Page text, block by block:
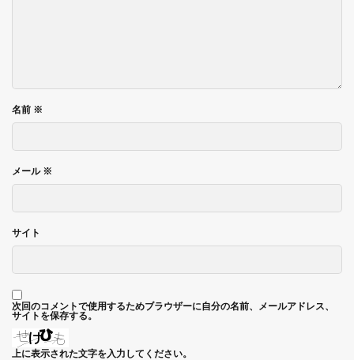
名前 ※
メール ※
サイト
次回のコメントで使用するためブラウザーに自分の名前、メールアドレス、
サイトを保存する。
上に表示された文字を入力してください。